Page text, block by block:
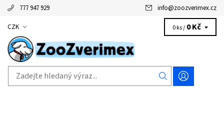
777 947 929 info@zoozverimex.cz
CZK 0 ks / 0 Kč